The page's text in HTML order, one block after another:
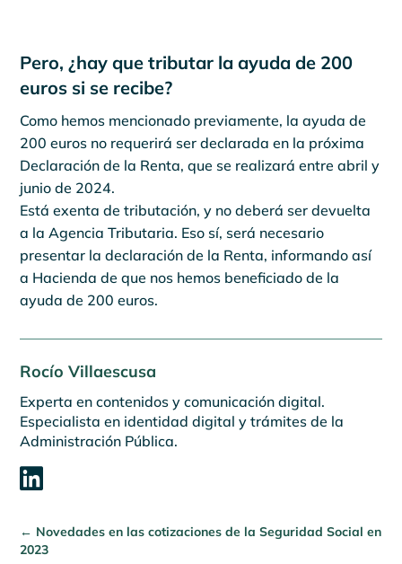
Pero, ¿hay que tributar la ayuda de 200
euros si se recibe?
Como hemos mencionado previamente, la ayuda de
200 euros no requerirá ser declarada en la próxima
Declaración de la Renta, que se realizará entre abril y
junio de 2024.
Está exenta de tributación, y no deberá ser devuelta
a la Agencia Tributaria. Eso sí, será necesario
presentar la declaración de la Renta, informando así
a Hacienda de que nos hemos beneficiado de la
ayuda de 200 euros.
Rocío Villaescusa
Experta en contenidos y comunicación digital.
Especialista en identidad digital y trámites de la
Administración Pública.

← Novedades en las cotizaciones de la Seguridad Social en
2023